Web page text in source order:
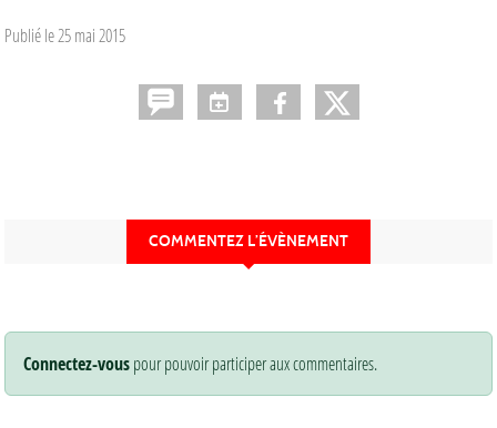
Publié le25 mai 2015
COMMENTEZ L’ÉVÈNEMENT
Connectez-vouspour pouvoir participer aux commentaires.